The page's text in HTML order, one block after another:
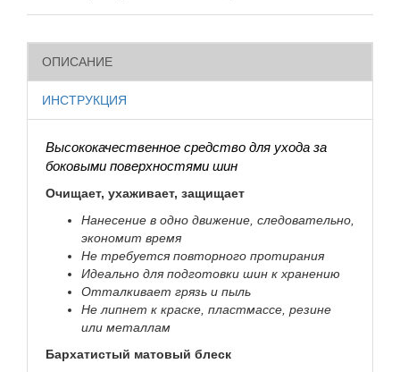
ОПИСАНИЕ
ИНСТРУКЦИЯ
Высококачественное средство для ухода за
боковыми поверхностями шин
Очищает, ухаживает, защищает
Нанесение в одно движение, следовательно,
экономит время
Не требуется повторного протирания
Идеально для подготовки шин к хранению
Отталкивает грязь и пыль
Не липнет к краске, пластмассе, резине
или металлам
Бархатистый матовый блеск